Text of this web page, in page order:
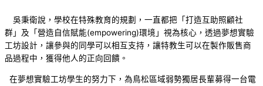
吳秉衛說，學校在特殊教育的規劃，一直都把「打造互助照顧社
群」及「營造自信賦能(empowering)環境」視為核心，透過夢想實驗
工坊設計，讓參與的同學可以相互支持，讓特教生可以在製作販售商
品過程中，獲得他人的正向回饋。
在夢想實驗工坊學生的努力下，為鳥松區域弱勢獨居長輩募得一台電